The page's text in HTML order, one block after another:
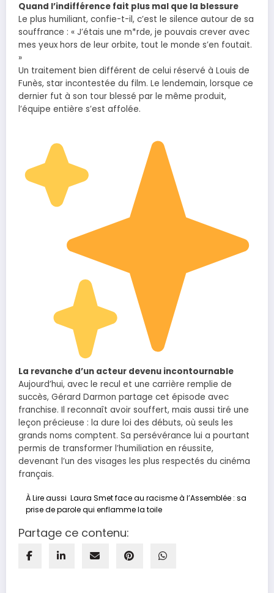
Quand l’indifférence fait plus mal que la blessure
Le plus humiliant, confie-t-il, c’est le silence autour de sa
souffrance : « J’étais une m*rde, je pouvais crever avec
mes yeux hors de leur orbite, tout le monde s’en foutait.
»
Un traitement bien différent de celui réservé à Louis de
Funès, star incontestée du film. Le lendemain, lorsque ce
dernier fut à son tour blessé par le même produit,
l’équipe entière s’est affolée.
La revanche d’un acteur devenu incontournable
Aujourd’hui, avec le recul et une carrière remplie de
succès, Gérard Darmon partage cet épisode avec
franchise. Il reconnaît avoir souffert, mais aussi tiré une
leçon précieuse : la dure loi des débuts, où seuls les
grands noms comptent. Sa persévérance lui a pourtant
permis de transformer l’humiliation en réussite,
devenant l’un des visages les plus respectés du cinéma
français.
À Lire aussi Laura Smet face au racisme à l’Assemblée : sa
prise de parole qui enflamme la toile
Partage ce contenu: